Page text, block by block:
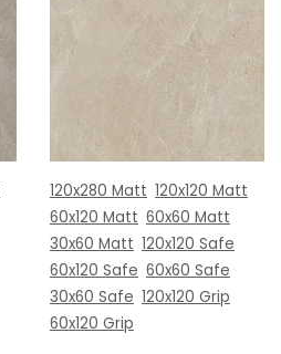
120x280 Matt 120x120 Matt
60x120 Matt 60x60 Matt
30x60 Matt 120x120 Safe
60x120 Safe 60x60 Safe
30x60 Safe 120x120 Grip
60x120 Grip